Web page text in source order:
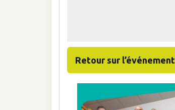
Retour sur l’événement